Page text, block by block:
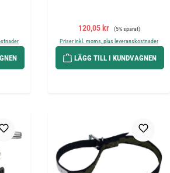
Försäljningspris:
120,05 kr Ordinarie pris:
(5% sparat)
Priser inkl. moms, plus leveranskostnader
LÄGG TILL I KUNDVAGNEN